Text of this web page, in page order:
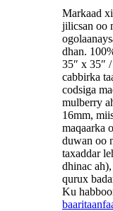
Markaad
jilicsan oo
dhan.
35″ x 35″
cabbirka
codsiga
mulberry
16mm,
maqaarka
duwan oo
taxaddar
dhinac
qurux
Ku
baaritaan